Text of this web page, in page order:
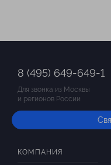
8 (495) 649-649-1
Для звонка из Москвы
и регионов России
КОМПАНИЯ